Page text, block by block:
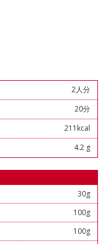
2人分
20分
211kcal
4.2 g
30g
100g
100g